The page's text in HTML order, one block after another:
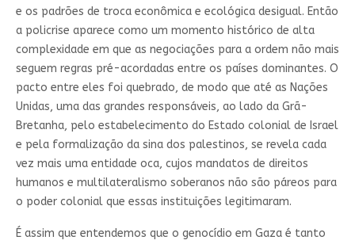
e os padrões de troca econômica e ecológica desigual. Então
a policrise aparece como um momento histórico de alta
complexidade em que as negociações para a ordem não mais
seguem regras pré-acordadas entre os países dominantes. O
pacto entre eles foi quebrado, de modo que até as Nações
Unidas, uma das grandes responsáveis, ao lado da Grã-
Bretanha, pelo estabelecimento do Estado colonial de Israel
e pela formalização da sina dos palestinos, se revela cada
vez mais uma entidade oca, cujos mandatos de direitos
humanos e multilateralismo soberanos não são páreos para
o poder colonial que essas instituições legitimaram.
É assim que entendemos que o genocídio em Gaza é tanto